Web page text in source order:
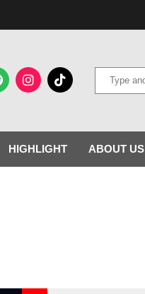
HIGHLIGHT ABOUT US